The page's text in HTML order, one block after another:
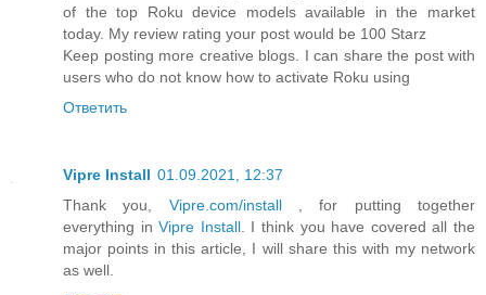
of the top Roku device models available in the market
today. My review rating your post would be 100 Starz
Keep posting more creative blogs. I can share the post with
users who do not know how to activate Roku using
Ответить
Vipre Install 01.09.2021, 12:37
Thank you, Vipre.com/install
, for putting together
everything inVipre Install. I think you have covered all the
major points in this article, I will share this with my network
as well.